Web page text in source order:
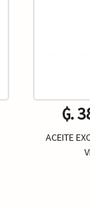
₲.
ACEITE